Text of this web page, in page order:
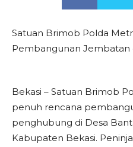
Satuan Brimob Polda
Pembangunan Jembatan
Bekasi – Satuan Brimob
penuh rencana
penghubung di Desa
Kabupaten Bekasi.